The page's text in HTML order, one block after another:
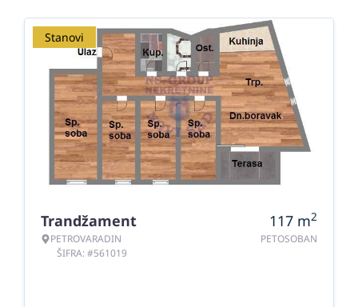
Stanovi
Trandžament
PETROVARADIN
ŠIFRA: #561019
117 m2
PETOSOBAN